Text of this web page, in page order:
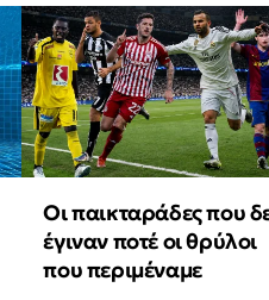
Οι παικταράδες που
έγιναν ποτέ οι θρύλοι
που περιμέναμε